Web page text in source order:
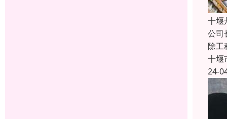
十堰
公司
除工
十堰
24-